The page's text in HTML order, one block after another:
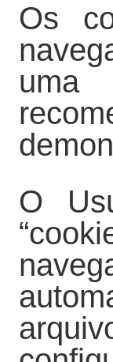
Os
uma
O